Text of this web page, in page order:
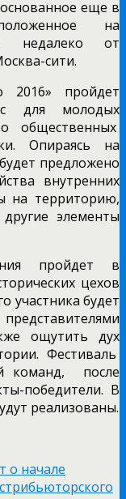
еще в
на
недалеко от
сити.
2016» пройдет
для молодых
общественных
Опираясь на
предложено
внутренних
на территорию,
элементы
пройдет в
цехов
участника будет
ощутить дух
Фестиваль
команд, после
победители. В
реализованы.
о начале